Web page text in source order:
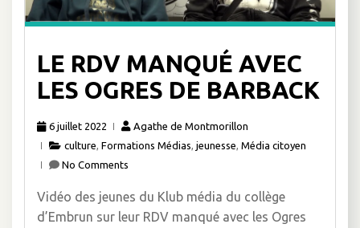
LE RDV MANQUÉ AVEC
LES OGRES DE BARBACK
6 juillet 2022
Agathe de Montmorillon
culture Formations Médias jeunesse Média citoyen
No Comments
Vidéo des jeunes du Klub média du collège
d’Embrun sur leur RDV manqué avec les Ogres